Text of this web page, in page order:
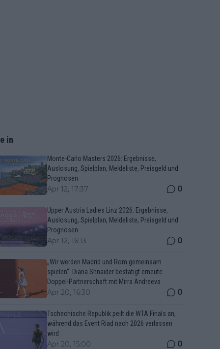
in
Monte-Carlo Masters 2026: Ergebnisse,
Auslosung, Spielplan, Meldeliste, Preisgeld und
Prognosen
Apr 12, 17:37 0
Upper Austria Ladies Linz 2026: Ergebnisse,
Auslosung, Spielplan, Meldeliste, Preisgeld und
Prognosen
Apr 12, 16:13 0
„Wir werden Madrid und Rom gemeinsam
spielen“: Diana Shnaider bestätigt erneute
Doppel-Partnerschaft mit Mirra Andreeva
Apr 20, 16:30 0
Tschechische Republik peilt die WTA Finals an,
während das Event Riad nach 2026 verlassen
wird
Apr 20, 15:00 0